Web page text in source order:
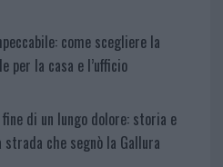
come scegliere la
per la casa e l’ufficio
di un lungo dolore: storia e
che segnò la Gallura